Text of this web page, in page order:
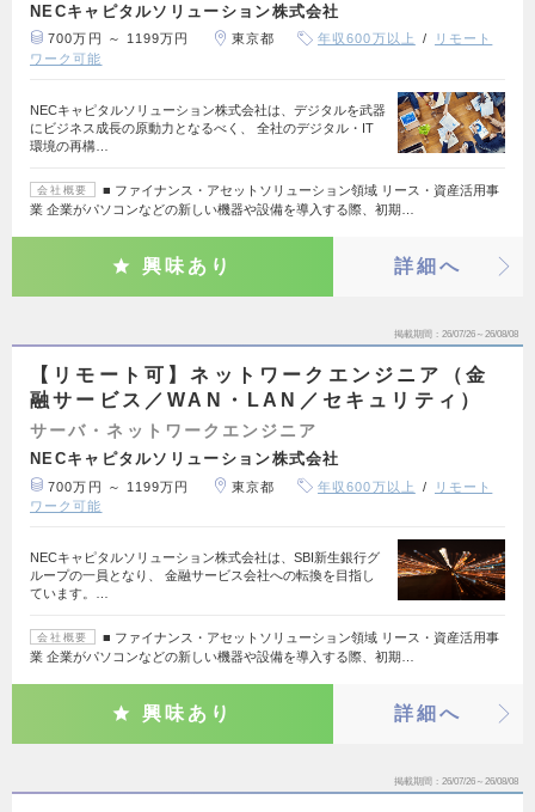
NECキャピタルソリューション株式会社
700万円 ～ 1199万円 東京都 年収600万以上
リモート
ワーク可能
NECキャピタルソリューション株式会社は、デジタルを武器
にビジネス成長の原動力となるべく、 全社のデジタル・IT
環境の再構…
会社概要
■ ファイナンス・アセットソリューション領域 リース・資産活用事
業 企業がパソコンなどの新しい機器や設備を導入する際、初期…
興味あり 詳細へ
掲載期間 26/07/26～26/08/08
【リモート可】ネットワークエンジニア（金
融サービス／WAN・LAN／セキュリティ）
サーバ・ネットワークエンジニア
NECキャピタルソリューション株式会社
700万円 ～ 1199万円 東京都 年収600万以上
リモート
ワーク可能
NECキャピタルソリューション株式会社は、SBI新生銀行グ
ループの一員となり、 金融サービス会社への転換を目指し
ています。…
会社概要
■ ファイナンス・アセットソリューション領域 リース・資産活用事
業 企業がパソコンなどの新しい機器や設備を導入する際、初期…
興味あり 詳細へ
掲載期間 26/07/26～26/08/08